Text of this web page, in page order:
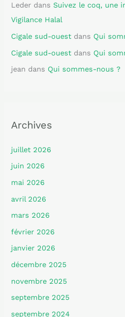
Leder dans Suivez le coq, une
Vigilance Halal
Cigale sud-ouest dans Qui
Cigale sud-ouest dans Qui
jean dans Qui sommes-nous ?
Archives
juillet 2026
juin 2026
mai 2026
avril 2026
mars 2026
février 2026
janvier 2026
décembre 2025
novembre 2025
septembre 2025
septembre 2024